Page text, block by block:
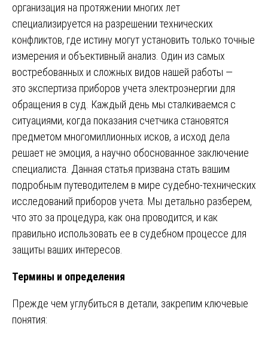
организация на протяжении многих лет
специализируется на разрешении технических
конфликтов, где истину могут установить только точные
измерения и объективный анализ. Один из самых
востребованных и сложных видов нашей работы —
это экспертиза приборов учета электроэнергии для
обращения в суд. Каждый день мы сталкиваемся с
ситуациями, когда показания счетчика становятся
предметом многомиллионных исков, а исход дела
решает не эмоция, а научно обоснованное заключение
специалиста. Данная статья призвана стать вашим
подробным путеводителем в мире судебно-технических
исследований приборов учета. Мы детально разберем,
что это за процедура, как она проводится, и как
правильно использовать ее в судебном процессе для
защиты ваших интересов.
Термины и определения
Прежде чем углубиться в детали, закрепим ключевые
понятия: